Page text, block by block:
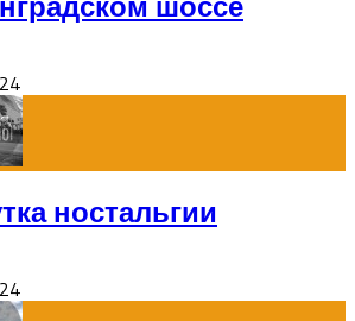
ностальгии